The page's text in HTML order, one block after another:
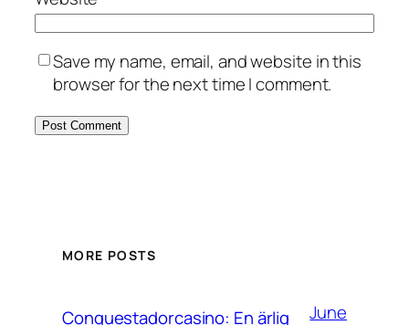
Save my name, email, and website in this
browser for the next time I comment.
MORE POSTS
Conquestadorcasino: En ärlig
June